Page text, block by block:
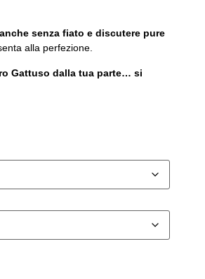
senza fiato e discutere pure
alla perfezione.
Gattuso dalla tua parte… si